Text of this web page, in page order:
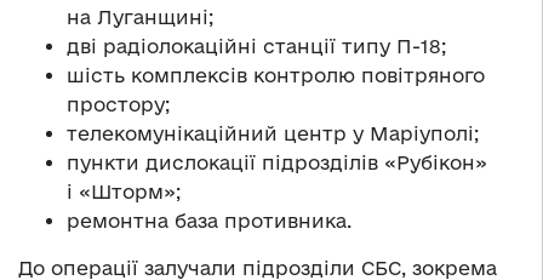
на Луганщині;
дві радіолокаційні станції типу П-18;
шість комплексів контролю повітряного
простору;
телекомунікаційний центр у Маріуполі;
пункти дислокації підрозділів «Рубікон»
і «Шторм»;
ремонтна база противника.
До операції залучали підрозділи СБС, зокрема